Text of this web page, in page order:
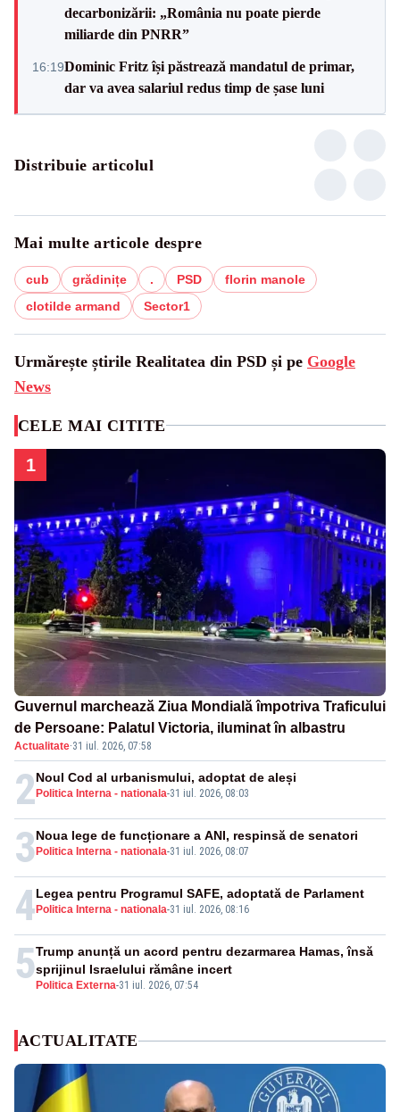
decarbonizării: „România nu poate pierde
miliarde din PNRR”
16:19Dominic Fritz își păstrează mandatul de primar,
dar va avea salariul redus timp de șase luni
Distribuie articolul
Mai multe articole despre
cub grădinițe . PSD
florin manole
clotilde armand
Sector1
Urmărește știrile Realitatea din PSD și pe Google
News
CELE MAI CITITE
1
Guvernul marchează Ziua Mondială împotriva Traficului
de Persoane: Palatul Victoria, iluminat în albastru
Actualitate·31 iul. 2026, 07:58
2 Politica Interna - nationala-31 iul. 2026, 08:03
Noul Cod al urbanismului, adoptat de aleși
3 Politica Interna - nationala-31 iul. 2026, 08:07
Noua lege de funcționare a ANI, respinsă de senatori
4 Politica Interna - nationala-31 iul. 2026, 08:16
Legea pentru Programul SAFE, adoptată de Parlament
5 Politica Externa-31 iul. 2026, 07:54
Trump anunță un acord pentru dezarmarea Hamas, însă
sprijinul Israelului rămâne incert
ACTUALITATE